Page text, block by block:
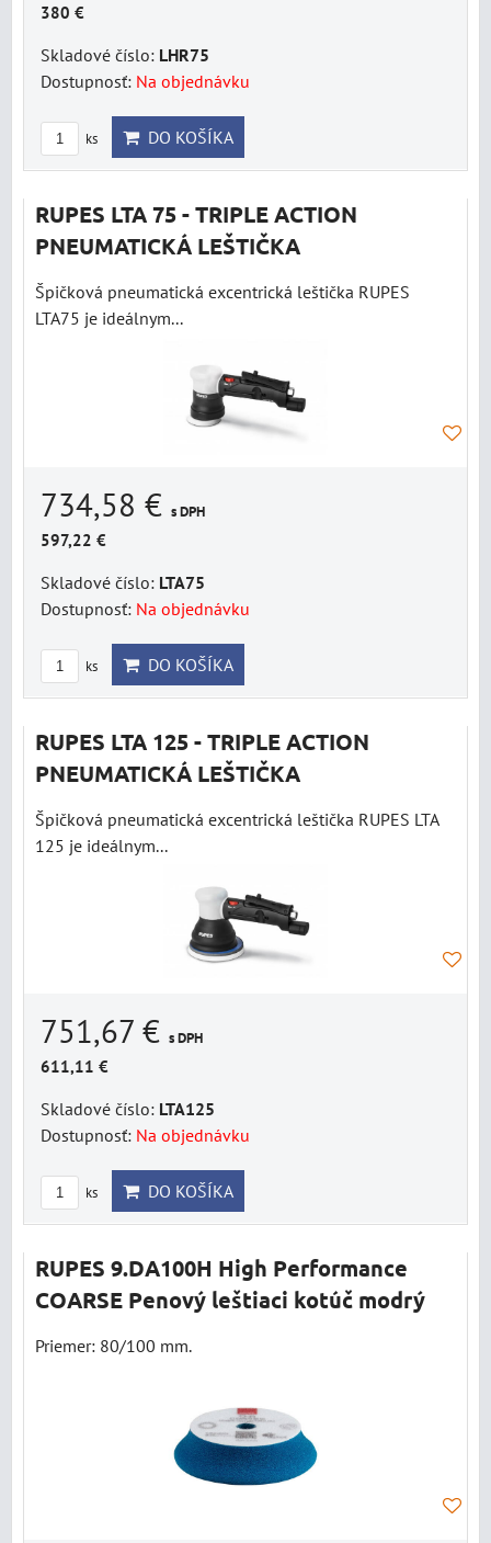
380 €
Skladové číslo: LHR75
Dostupnosť: Na objednávku
ks DO KOŠÍKA
RUPES LTA 75 - TRIPLE ACTION
PNEUMATICKÁ LEŠTIČKA
Špičková pneumatická excentrická leštička RUPES
LTA75 je ideálnym...
734,58 € s DPH
597,22 €
Skladové číslo: LTA75
Dostupnosť: Na objednávku
ks DO KOŠÍKA
RUPES LTA 125 - TRIPLE ACTION
PNEUMATICKÁ LEŠTIČKA
Špičková pneumatická excentrická leštička RUPES LTA
125 je ideálnym...
751,67 € s DPH
611,11 €
Skladové číslo: LTA125
Dostupnosť: Na objednávku
ks DO KOŠÍKA
RUPES 9.DA100H High Performance
COARSE Penový leštiaci kotúč modrý
Priemer: 80/100 mm.